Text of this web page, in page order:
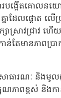
ង្កើតគោលនយោ
ាដែលផ្តោត ល
រសិក្សាស្រាវជ្
តែមានភាពប្
សាធារណៈ និងមូ
គុណភាពខ្ពស់ និង